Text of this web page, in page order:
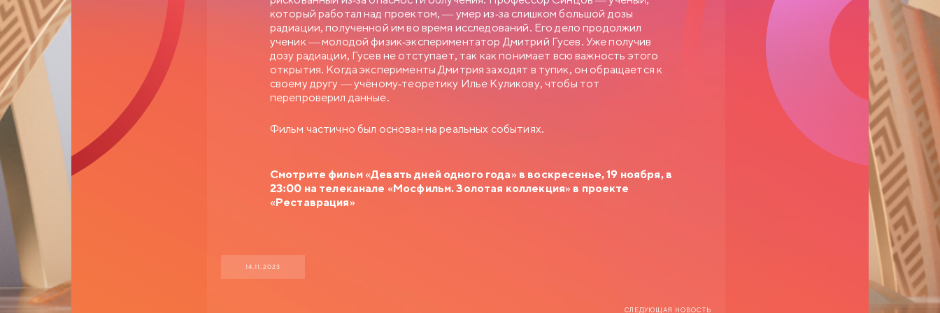
который работал над проектом, — умер из-за слишком большой дозы
радиации, полученной им во время исследований. Его дело продолжил
ученик — молодой физик-экспериментатор Дмитрий Гусев. Уже получив
дозу радиации, Гусев не отступает, так как понимает всю важность этого
открытия. Когда эксперименты Дмитрия заходят в тупик, он обращается к
своему другу — учёному-теоретику Илье Куликову, чтобы тот
перепроверил данные.
Фильм частично был основан на реальных событиях.
Смотрите фильм «Девять дней одного года» в воскресенье, 19 ноября, в
23:00 на телеканале «Мосфильм. Золотая коллекция» в проекте
«Реставрация»
14.11.2023
СЛЕДУЮЩАЯ НОВОСТЬ